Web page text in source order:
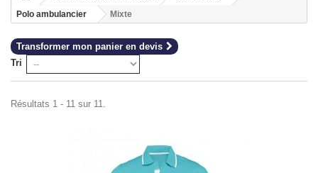
Polo ambulancier
Mixte
Transformer mon panier en devis
Tri
Résultats 1 - 11 sur 11.